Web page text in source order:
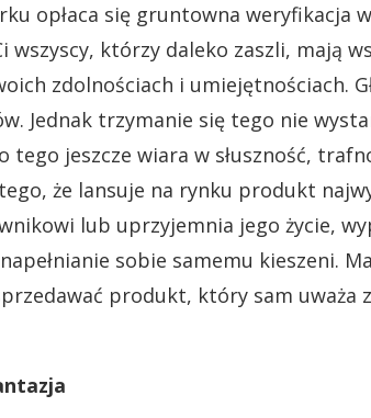
opłaca się gruntowna weryfikacja
wszyscy, którzy daleko zaszli, mają
zdolnościach i umiejętnościach.
Jednak trzymanie się tego nie
tego jeszcze wiara w słuszność,
że lansuje na rynku produkt
lub uprzyjemnia jego życie,
sobie samemu kieszeni.
produkt, który sam uważa